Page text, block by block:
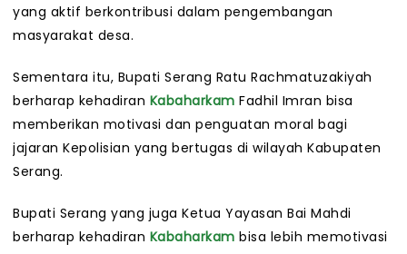
yang aktif berkontribusi dalam pengembangan
masyarakat desa.
Sementara itu, Bupati Serang Ratu Rachmatuzakiyah
berharap kehadiran Kabaharkam Fadhil Imran bisa
memberikan motivasi dan penguatan moral bagi
jajaran Kepolisian yang bertugas di wilayah Kabupaten
Serang.
Bupati Serang yang juga Ketua Yayasan Bai Mahdi
berharap kehadiran Kabaharkam bisa lebih memotivasi